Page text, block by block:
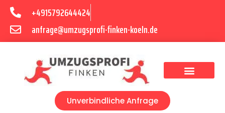
+4915792644424
anfrage@umzugsprofi-finken-koeln.de
Unverbindliche Anfrage